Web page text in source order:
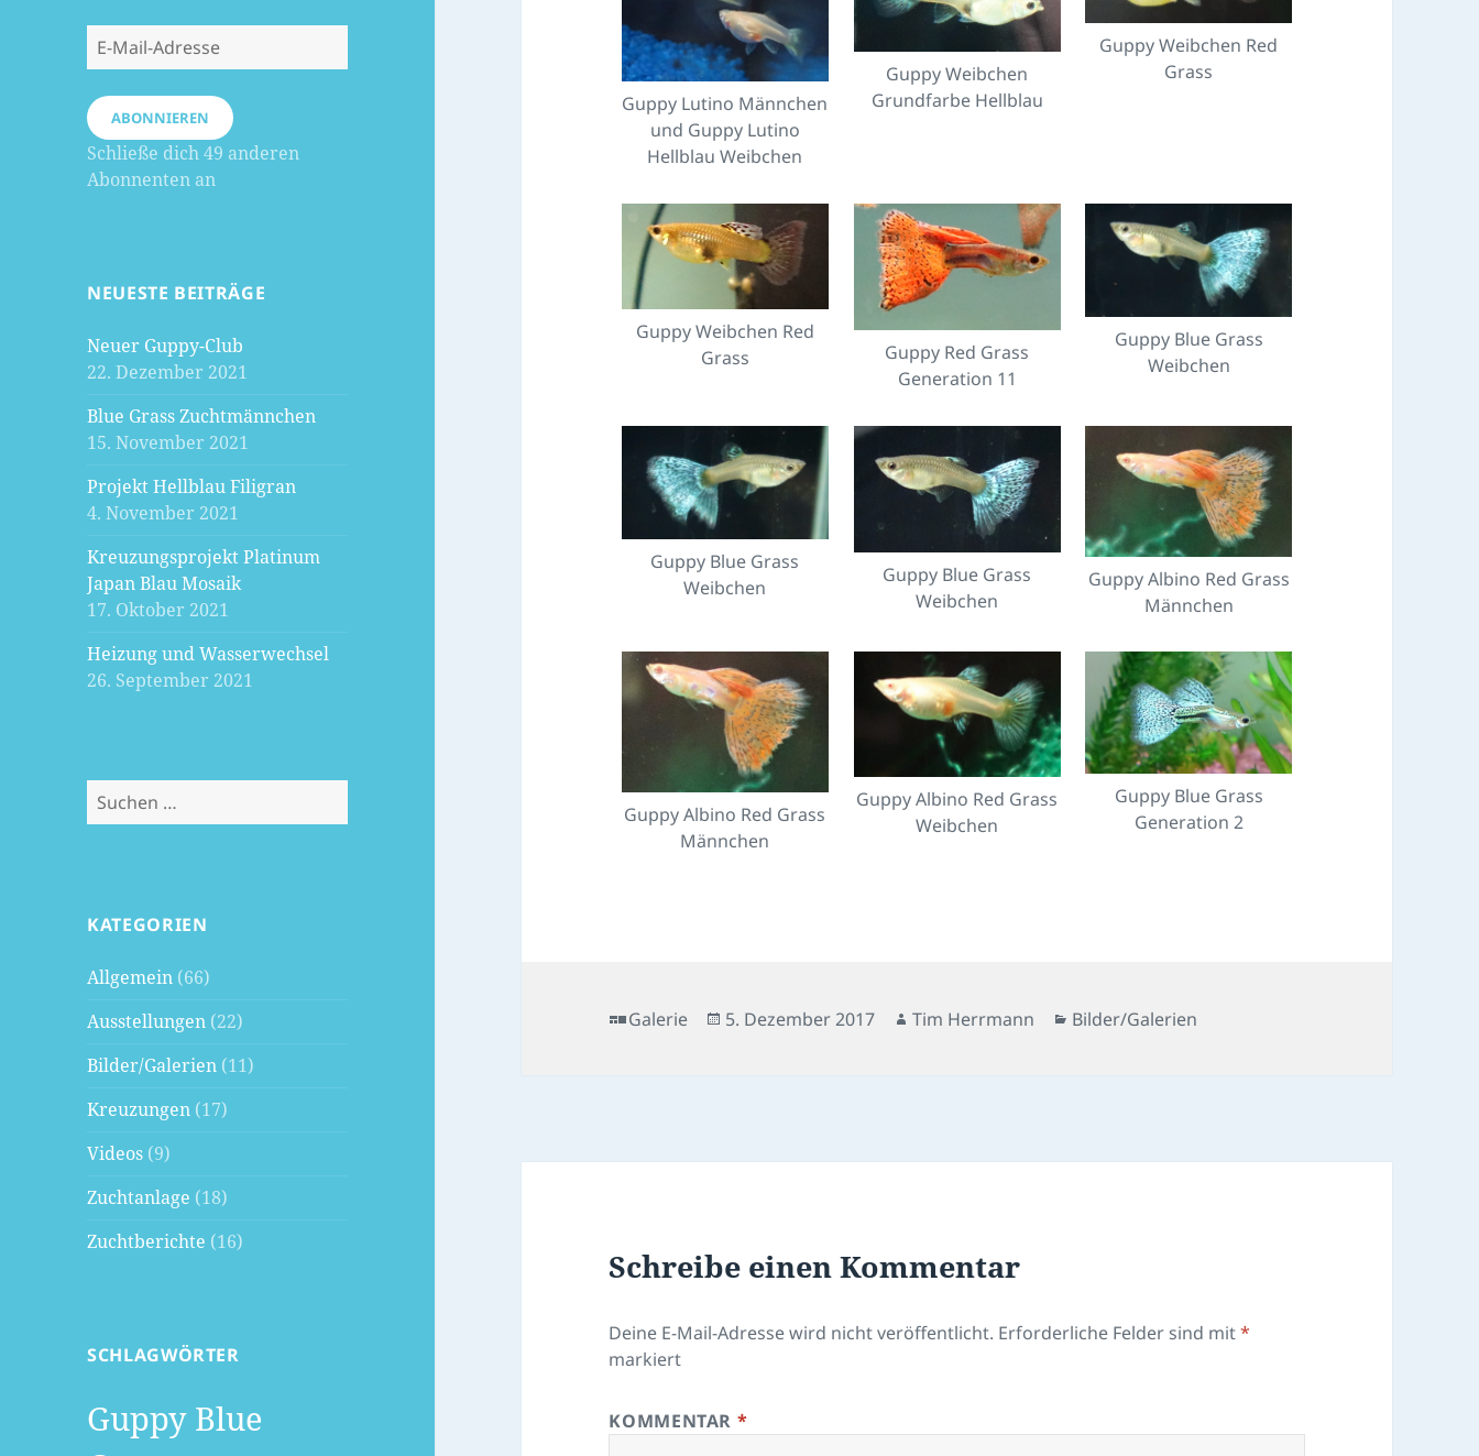
E-
Mail-
Adresse
ABONNIEREN
Schließe dich 49 anderen
Abonnenten an
NEUESTE BEITRÄGE
Neuer Guppy-Club
22. Dezember 2021
Blue Grass Zuchtmännchen
15. November 2021
Projekt Hellblau Filigran
4. November 2021
Kreuzungsprojekt Platinum
Japan Blau Mosaik
17. Oktober 2021
Heizung und Wasserwechsel
26. September 2021
Suchen
nach:
KATEGORIEN
Allgemein (66)
Ausstellungen (22)
Bilder/Galerien (11)
Kreuzungen (17)
Videos (9)
Zuchtanlage (18)
Zuchtberichte (16)
SCHLAGWÖRTER
Guppy Blue
Guppy Lutino Männchen
und Guppy Lutino
Hellblau Weibchen
Guppy Weibchen
Grundfarbe Hellblau
Guppy Weibchen Red
Grass
Guppy Weibchen Red
Grass
Guppy Red Grass
Generation 11
Guppy Blue Grass
Weibchen
Guppy Blue Grass
Weibchen
Guppy Blue Grass
Weibchen
Guppy Albino Red Grass
Männchen
Guppy Albino Red Grass
Männchen
Guppy Albino Red Grass
Weibchen
Guppy Blue Grass
Generation 2
Format
Galerie
Veröffentlicht
5. Dezember 2017 Autor
Tim Herrmann Kategorien
Bilder/Galerien
Schreibe einen Kommentar
Deine E-Mail-Adresse wird nicht veröffentlicht. Erforderliche Felder sind mit*
markiert
KOMMENTAR *